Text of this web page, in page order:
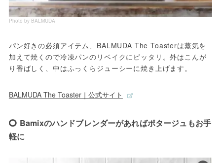
Photo by BALMUDA
パン好きの必須アイテム、BALMUDA The Toasterは蒸気を
加えて焼くので冷凍パンのリベイクにピッタリ。外はこんが
り香ばしく、中はふっくらジューシーに焼き上げます。
BALMUDA The Toaster｜公式サイト
Bamixのハンドブレンダーがあればポタージュもお手
軽に